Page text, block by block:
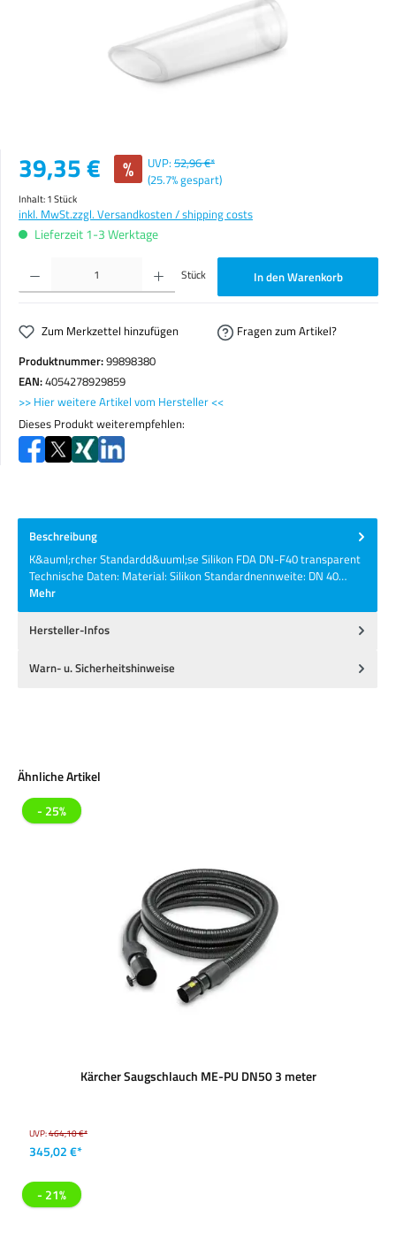
Verkaufspreis:
39,35 € % UVP: 52,96 €*
(25.7% gespart)
Inhalt:1 Stück
inkl. MwSt.zzgl. Versandkosten / shipping costs
Lieferzeit 1-3 Werktage
Produkt Anzahl: Gib den gewünschten Wert ein oder benutze die Schaltflächen um die Anzahl zu
Stück In den Warenkorb
Zum Merkzettel hinzufügen
Fragen zum Artikel?
Produktnummer:99898380
EAN:4054278929859
>> Hier weitere Artikel vom Hersteller <<
Dieses Produkt weiterempfehlen:
Beschreibung
K&auml;rcher Standardd&uuml;se Silikon FDA DN-F40 transparent
Technische Daten: Material: Silikon Standardnennweite: DN 40…
Mehr
Hersteller-Infos
Warn- u. Sicherheitshinweise
Produktgalerie überspringen
Ähnliche Artikel
- 25%
Kärcher Saugschlauch ME-PU DN50 3 meter
UVP:464,10 €*
345,02 €*
- 21%